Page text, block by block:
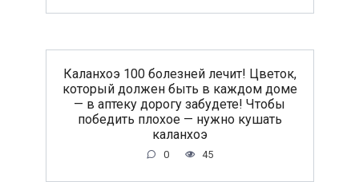
Каланхоэ 100 болезней лечит! Цветок,
который должен быть в каждом доме
— в аптеку дорогу забудете! Чтобы
победить плохое — нужно кушать
каланхоэ
0 45